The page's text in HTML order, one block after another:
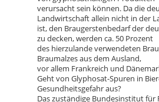
verursacht sein können. Da die
Landwirtschaft allein nicht in der
ist, den Braugerstenbedarf der
zu decken, werden ca. 50 Prozent
des hierzulande verwendeten
Braumalzes aus dem Ausland,
vor allem Frankreich und
Geht von Glyphosat-Spuren in
Gesundheitsgefahr aus?
Das zuständige Bundesinstitut für